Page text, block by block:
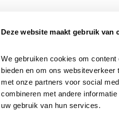
Deze website maakt gebruik van
We gebruiken cookies om
bieden en om ons
met onze partners voor social
combineren met andere
uw gebruik van hun services.